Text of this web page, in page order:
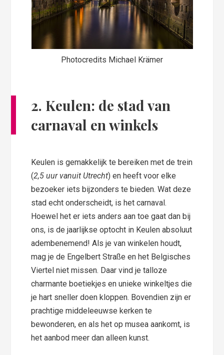
Photocredits Michael Krämer
2. Keulen: de stad van
carnaval en winkels
Keulen is gemakkelijk te bereiken met de trein
(2,5 uur vanuit Utrecht) en heeft voor elke
bezoeker iets bijzonders te bieden. Wat deze
stad echt onderscheidt, is het carnaval.
Hoewel het er iets anders aan toe gaat dan bij
ons, is de jaarlijkse optocht in Keulen absoluut
adembenemend! Als je van winkelen houdt,
mag je de Engelbert Straße en het Belgisches
Viertel niet missen. Daar vind je talloze
charmante boetiekjes en unieke winkeltjes die
je hart sneller doen kloppen. Bovendien zijn er
prachtige middeleeuwse kerken te
bewonderen, en als het op musea aankomt, is
het aanbod meer dan alleen kunst.